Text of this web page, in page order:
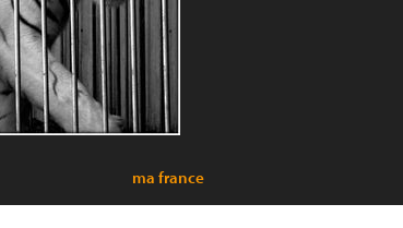
ma france